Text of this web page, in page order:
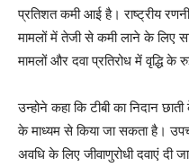
प्रतिशत कमी आई है। राष्ट्रीय
मामलों में तेजी से कमी लाने के लिए
मामलों और दवा प्रतिरोध में वृद्धि
उन्होने कहा कि टीबी का निदान
के माध्यम से किया जा सकता है।
अवधि के लिए जीवाणुरोधी दवाएं दी